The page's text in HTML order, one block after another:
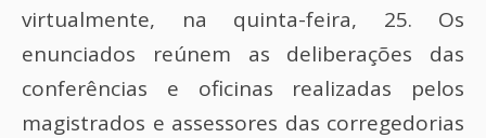
virtualmente, na quinta-feira, 25. Os
enunciados reúnem as deliberações das
conferências e oficinas realizadas pelos
magistrados e assessores das corregedorias